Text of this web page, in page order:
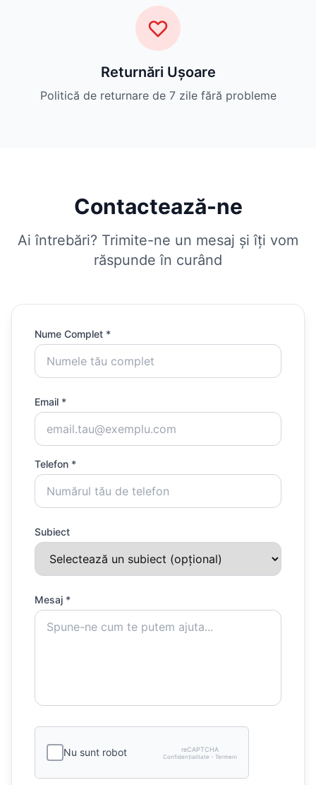
Returnări Ușoare
Politică de returnare de 7 zile fără probleme
Contactează-ne
Ai întrebări? Trimite-ne un mesaj și îți vom
răspunde în curând
Nume Complet *
Email *
Telefon *
Subiect
Mesaj *
Nu sunt robot reCAPTCHA
Confidențialitate - Termeni